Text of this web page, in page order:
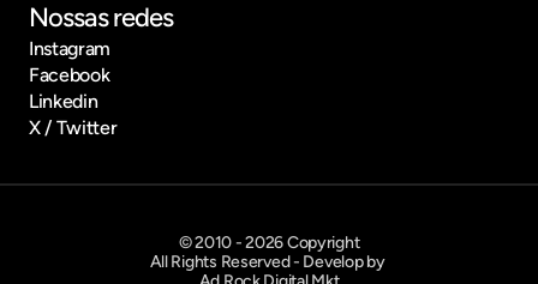
Nossas redes
Instagram
Facebook
Linkedin
X / Twitter
© 2010 - 2026 Copyright
All Rights Reserved - Develop by